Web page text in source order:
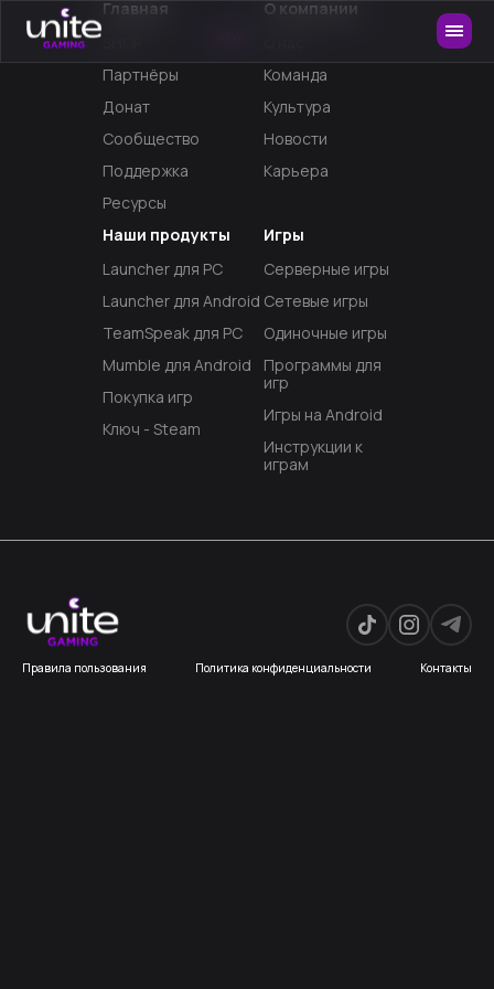
Главная
Партнёры
Донат
Сообщество
Поддержка
Ресурсы
Наши продукты
Launcher для PC
Launcher для Android
TeamSpeak для PC
Mumble для Android
Покупка игр
Ключ - Steam
Игры
Серверные игры
Сетевые игры
Одиночные игры
Программы для
игр
Игры на Android
Инструкции к
играм
О компании
Команда
Культура
Новости
Карьера
Правила пользования Политика конфиденциальности Контакты